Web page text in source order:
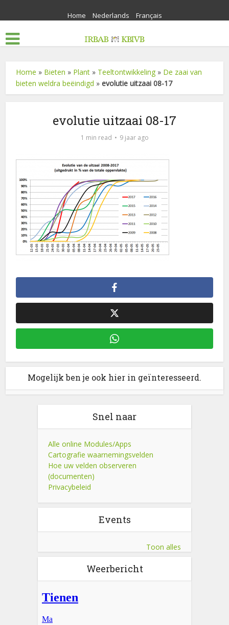
Home Nederlands Français
Home » Bieten » Plant » Teeltontwikkeling » De zaai van
bieten weldra beëindigd »evolutie uitzaai 08-17
evolutie uitzaai 08-17
1 min read 9 jaar ago
Mogelijk ben je ook hier in geïnteresseerd.
Snel naar
Alle online Modules/Apps
Cartografie waarnemingsvelden
Hoe uw velden observeren
(documenten)
Privacybeleid
Events
Toon alles
Weerbericht